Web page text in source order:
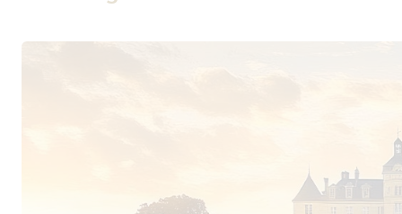
Trauben genießen einen idealen Reifeverlauf
Seit dem Jahr 1992 führt Jean Paux-Rosset das
bewirtschaftet 50 Hektar Rebfläche, auf denen
französischen Südens, Roussanne, Marsanne,